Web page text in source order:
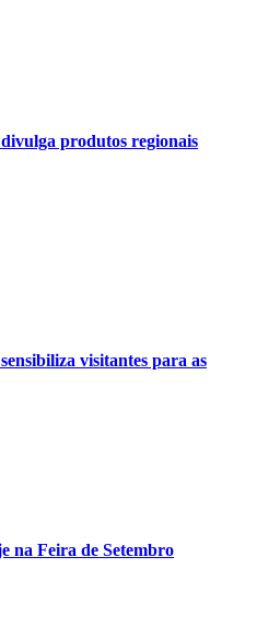
produtos regionais
visitantes para as
na Feira de Setembro